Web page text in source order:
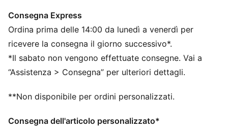
di azoto che utilizza materie prime di qualità superiore
per fornire il massimo ritorno di energia
PUMAGRIP: La suola è realizzata con una mescola di
gomma resistente per una trazione su più superfici
DETTAGLI
Punta arrotondata
Chiusura a lacci
Tipo di tacco: Tacco piatto
Dislivello tra tallone e punta: 10,0 cm
Consegna Express
Ordina prima delle 14:00 da lunedì a venerdì per
ricevere la consegna il giorno successivo*.
*Il sabato non vengono effettuate consegne. Vai a
“Assistenza > Consegna” per ulteriori dettagli.
**Non disponibile per ordini personalizzati.
Consegna dell'articolo personalizzato*